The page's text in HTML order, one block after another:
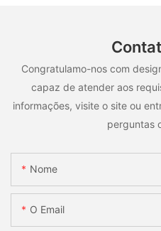
Congratulamo-nos com
capaz de atender aos
informações, visite o site ou
perguntas
Nome
O Email